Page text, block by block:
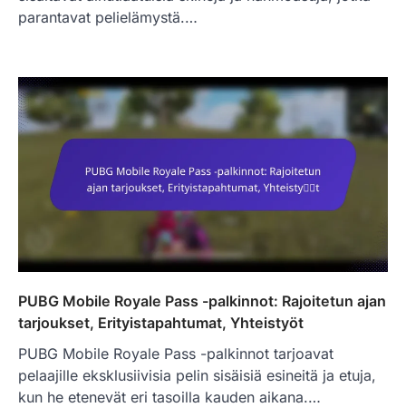
parantavat pelielämystä.…
PUBG Mobile Royale Pass -palkinnot: Rajoitetun ajan
tarjoukset, Erityistapahtumat, Yhteistyöt
PUBG Mobile Royale Pass -palkinnot tarjoavat
pelaajille eksklusiivisia pelin sisäisiä esineitä ja etuja,
kun he etenevät eri tasoilla kauden aikana.…